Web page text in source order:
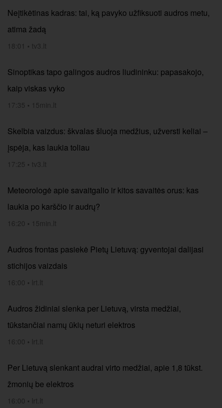
Neįtikėtinas kadras: tai, ką pavyko užfiksuoti audros metu,
atima žadą
18:01 • tv3.lt
Sinoptikas tapo galingos audros liudininku: papasakojo,
kaip viskas vyko
17:35 • 15min.lt
Skelbia vaizdus: škvalas šluoja medžius, užversti keliai –
įspėja, kas laukia toliau
17:25 • tv3.lt
Meteorologė apie savaitgalio ir kitos savaitės orus: kas
laukia po karščio ir audrų?
16:20 • 15min.lt
Audros frontas pasiekė Pietų Lietuvą: gyventojai dalijasi
stichijos vaizdais
16:00 • lrt.lt
Audros židiniai slenka per Lietuvą, virsta medžiai,
tūkstančiai namų ūkių neturi elektros
16:00 • lrt.lt
Per Lietuvą slenkant audrai virto medžiai, apie 1,8 tūkst.
žmonių be elektros
16:00 • lrt.lt